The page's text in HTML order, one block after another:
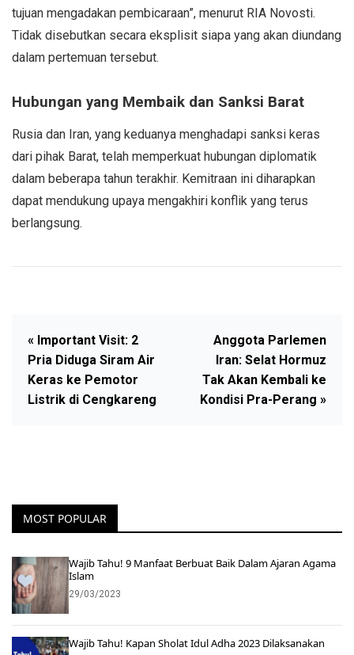
tujuan mengadakan pembicaraan”, menurut RIA Novosti.
Tidak disebutkan secara eksplisit siapa yang akan diundang
dalam pertemuan tersebut.
Hubungan yang Membaik dan Sanksi Barat
Rusia dan Iran, yang keduanya menghadapi sanksi keras
dari pihak Barat, telah memperkuat hubungan diplomatik
dalam beberapa tahun terakhir. Kemitraan ini diharapkan
dapat mendukung upaya mengakhiri konflik yang terus
berlangsung.
« Important Visit: 2
Pria Diduga Siram Air
Keras ke Pemotor
Listrik di Cengkareng
Anggota Parlemen
Iran: Selat Hormuz
Tak Akan Kembali ke
Kondisi Pra-Perang »
MOST POPULAR
Wajib Tahu! 9 Manfaat Berbuat Baik Dalam Ajaran Agama
Islam
29/03/2023
Wajib Tahu! Kapan Sholat Idul Adha 2023 Dilaksanakan